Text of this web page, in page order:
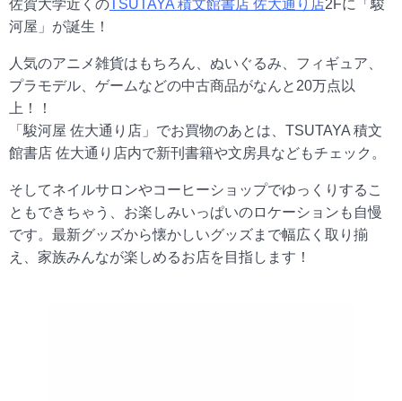
佐賀大学近くのTSUTAYA 積文館書店 佐大通り店2Fに「駿
河屋」が誕生！
人気のアニメ雑貨はもちろん、ぬいぐるみ、フィギュア、
プラモデル、ゲームなどの中古商品がなんと20万点以
上！！
「駿河屋 佐大通り店」でお買物のあとは、TSUTAYA 積文
館書店 佐大通り店内で新刊書籍や文房具などもチェック。
そしてネイルサロンやコーヒーショップでゆっくりするこ
ともできちゃう、お楽しみいっぱいのロケーションも自慢
です。最新グッズから懐かしいグッズまで幅広く取り揃
え、家族みんなが楽しめるお店を目指します！